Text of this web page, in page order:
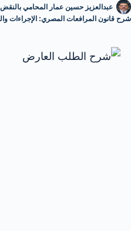
عبدالعزيز حسين عمار المحامي بالنقض
شرح قانون المرافعات المصري: الإجراءات